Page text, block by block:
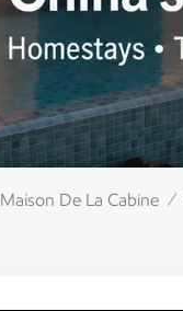
Maison De La Cabine /